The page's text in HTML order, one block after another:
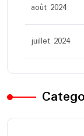
août 2024
juillet 2024